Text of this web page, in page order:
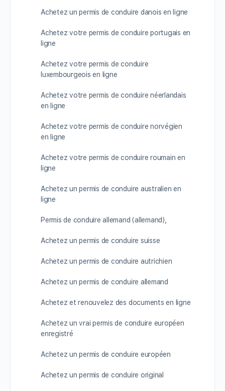
Achetez un permis de conduire danois en ligne
Achetez votre permis de conduire portugais en
ligne
Achetez votre permis de conduire
luxembourgeois en ligne
Achetez votre permis de conduire néerlandais
en ligne
Achetez votre permis de conduire norvégien
en ligne
Achetez votre permis de conduire roumain en
ligne
Achetez un permis de conduire australien en
ligne
Permis de conduire allemand (allemand),
Achetez un permis de conduire suisse
Achetez un permis de conduire autrichien
Achetez un permis de conduire allemand
Achetez et renouvelez des documents en ligne
Achetez un vrai permis de conduire européen
enregistré
Achetez un permis de conduire européen
Achetez un permis de conduire original